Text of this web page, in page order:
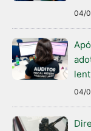
04/
04/